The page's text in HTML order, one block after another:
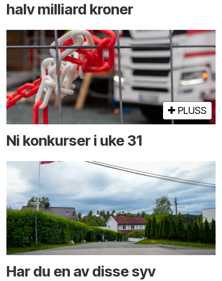
halv milliard kroner
PLUSS
Ni konkurser i uke 31
Har du en av disse syv